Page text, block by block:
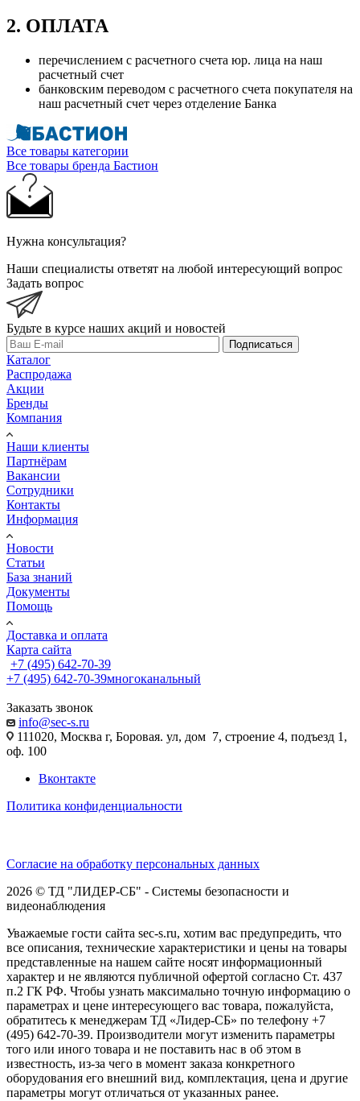
2. ОПЛАТА
перечислением с расчетного счета юр. лица на наш
расчетный счет
банковским переводом с расчетного счета покупателя на
наш расчетный счет через отделение Банка
Все товары категории
Все товары бренда Бастион
Нужна консультация?
Наши специалисты ответят на любой интересующий вопрос
Задать вопрос
Будьте в курсе наших акций и новостей
Подписаться
Каталог
Распродажа
Акции
Бренды
Компания
Наши клиенты
Партнёрам
Вакансии
Сотрудники
Контакты
Информация
Новости
Статьи
База знаний
Документы
Помощь
Доставка и оплата
Карта сайта
+7 (495) 642-70-39
+7 (495) 642-70-39многоканальный
Заказать звонок
info@sec-s.ru
111020, Москва г, Боровая. ул, дом 7, строение 4, подъезд 1,
оф. 100
Вконтакте
Политика конфиденциальности
Согласие на обработку персональных данных
2026 © ТД "ЛИДЕР-СБ" - Системы безопасности и
видеонаблюдения
Уважаемые гости сайта sec-s.ru, хотим вас предупредить, что
все описания, технические характеристики и цены на товары
представленные на нашем сайте носят информационный
характер и не являются публичной офертой согласно Ст. 437
п.2 ГК РФ. Чтобы узнать максимально точную информацию о
параметрах и цене интересующего вас товара, пожалуйста,
обратитесь к менеджерам ТД «Лидер-СБ» по телефону +7
(495) 642-70-39. Производители могут изменить параметры
того или иного товара и не поставить нас в об этом в
известность, из-за чего в момент заказа конкретного
оборудования его внешний вид, комплектация, цена и другие
параметры могут отличаться от указанных ранее.